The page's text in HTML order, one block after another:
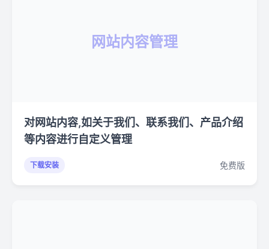
网站内容管理
对网站内容,如关于我们、联系我们、产品介绍
等内容进行自定义管理
下载安装 免费版